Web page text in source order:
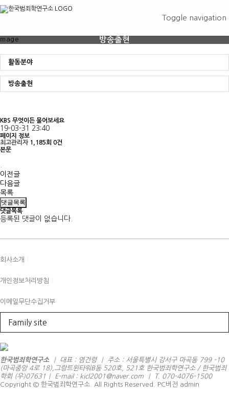
Toggle navigation
방송출현
활동분야
방송출현
KBS 무엇이든 물어보세요
19-03-31 23:40
페이지 정보
최고관리자 1,185회 0건
본문
이전글
다음글
목록
댓글목록
댓글목록
등록된 댓글이 없습니다.
회사소개
개인정보처리방침
이메일무단수집거부
Family site
한국범죄학연구소 | 대표 : 염건령 |
주소 : 서울특별시 강서구 마곡동 799 -10
(마곡중앙 4로 18),그랑트윈타워B동 520호, 521호 한국범죄학연구소 / 한국범죄
학회 (우)07631 | E-mail : kicl2001@naver.com |
T. 070-4076-1500
Copyright © 한국범죄학연구소. All Rights Reserved.
PC버전 admin